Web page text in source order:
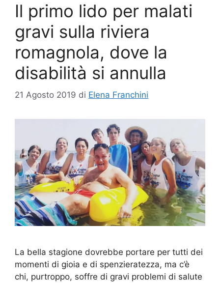
Il primo lido per malati
gravi sulla riviera
romagnola, dove la
disabilità si annulla
21 Agosto 2019 di Elena Franchini
La bella stagione dovrebbe portare per tutti dei
momenti di gioia e di spenzieratezza, ma c’è
chi, purtroppo, soffre di gravi problemi di salute